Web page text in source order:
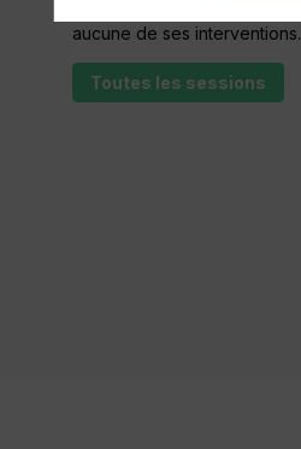
aucune de ses interventions.
Toutes les sessions